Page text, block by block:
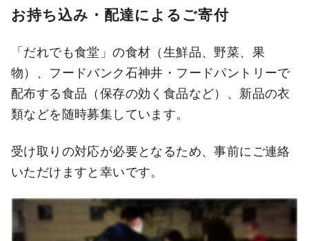
お持ち込み・配達によるご寄付
「だれでも食堂」の食材（生鮮品、野菜、果
物）、フードバンク石神井・フードパントリーで
配布する食品（保存の効く食品など）、新品の衣
類などを随時募集しています。
受け取りの対応が必要となるため、事前にご連絡
いただけますと幸いです。